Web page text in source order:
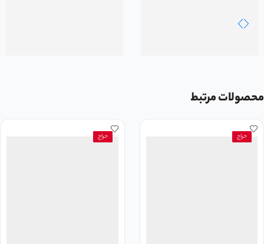
محصولات مرتبط
حراج حراج